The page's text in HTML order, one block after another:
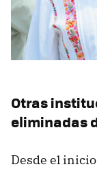
Otras
eliminadas
Desde el